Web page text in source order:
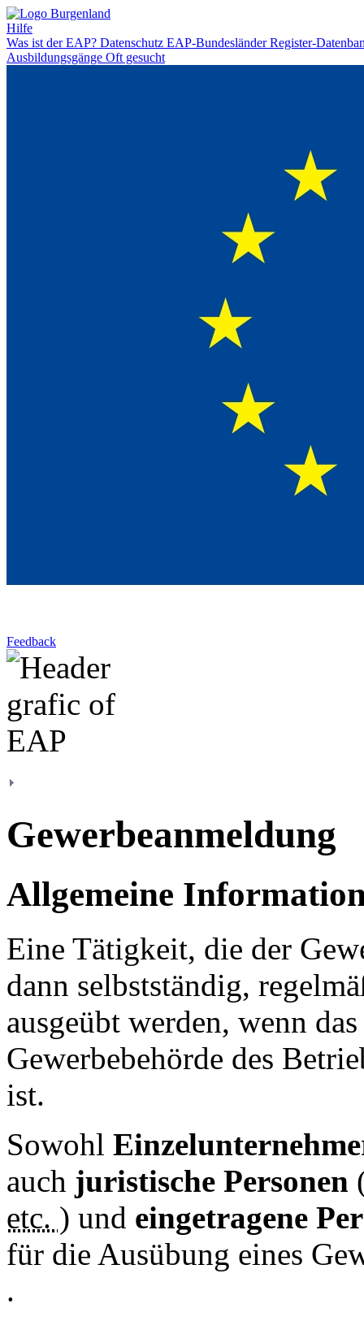
Hilfe
Was ist der EAP? Datenschutz EAP-BundesländerRegister-
Ausbildungsgänge Oft gesucht
Feedback
Gewerbeanmeldung
Allgemeine
Eine Tätigkeit, die der
dann selbstständig,
ausgeübt werden, wenn
Gewerbebehörde des
ist.
Sowohl
auch juristische Personen
etc. ) und eingetragene
für die Ausübung eines
.